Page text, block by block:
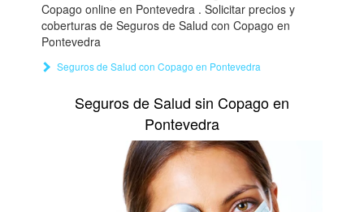
Copago online en Pontevedra . Solicitar precios y
coberturas de Seguros de Salud con Copago en
Pontevedra
Seguros de Salud con Copago en Pontevedra
Seguros de Salud sin Copago en
Pontevedra